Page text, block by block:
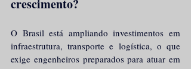
crescimento?
O Brasil está ampliando investimentos em
infraestrutura, transporte e logística, o que
exige engenheiros preparados para atuar em